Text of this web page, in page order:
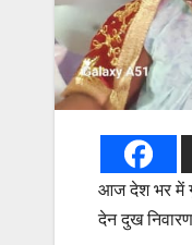
आज देश भर में
देन दुख निवारण